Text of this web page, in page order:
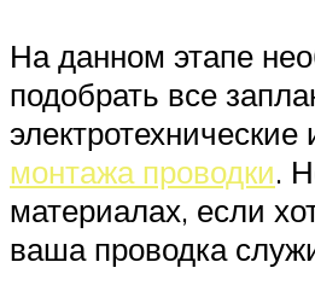
На данном этапе
подобрать все
электротехнические
монтажа проводки.
материалах, если
ваша проводка